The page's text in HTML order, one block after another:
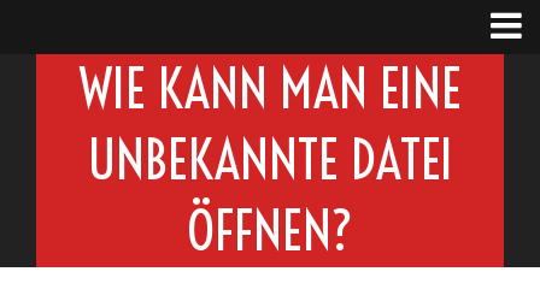
WIE KANN MAN EINE
UNBEKANNTE DATEI
ÖFFNEN?